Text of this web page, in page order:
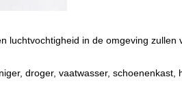
in de omgeving
droger, vaatwasser,